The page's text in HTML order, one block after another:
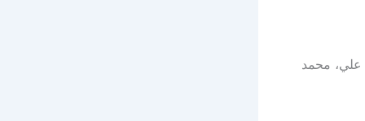
محمد